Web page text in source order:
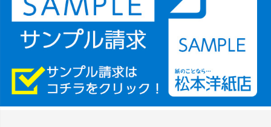
塩ビのロール紙で離型紙が透明の商品はありますか
つや消し半透明ラベルのロールタイプはありますか？
縦420mm×横650mmの包装紙に適した紙はありますか？